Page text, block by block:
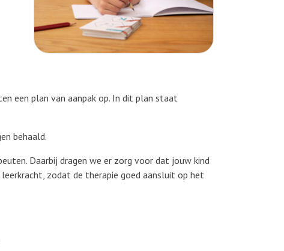
een plan van aanpak op. In dit plan staat
behaald.
Daarbij dragen we er zorg voor dat jouw kind
zodat de therapie goed aansluit op het